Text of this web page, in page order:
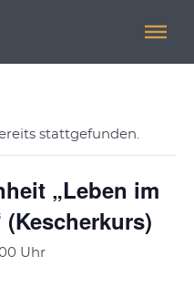
stattgefunden.
„Leben im
(Kescherkurs)
Uhr